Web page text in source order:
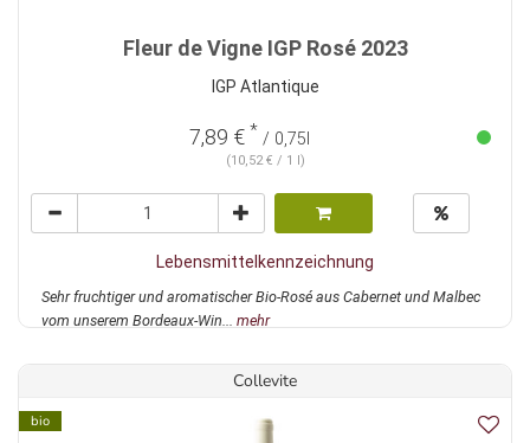
Fleur de Vigne IGP Rosé 2023
IGP Atlantique
7,89 € * / 0,75l
(10,52 € / 1 l)
Lebensmittelkennzeichnung
Sehr fruchtiger und aromatischer Bio-Rosé aus Cabernet und Malbec
vom unserem Bordeaux-Win... mehr
Collevite
bio